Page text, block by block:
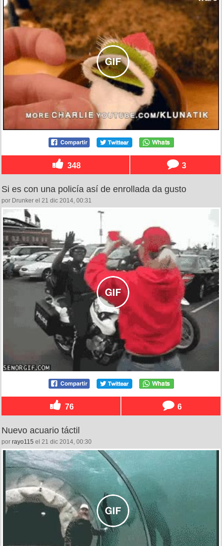
348 3
Si es con una policía así de enrollada da gusto
por Drunker el 21 dic 2014, 00:31
76 6
Nuevo acuario táctil
por rayo115 el 21 dic 2014, 00:30